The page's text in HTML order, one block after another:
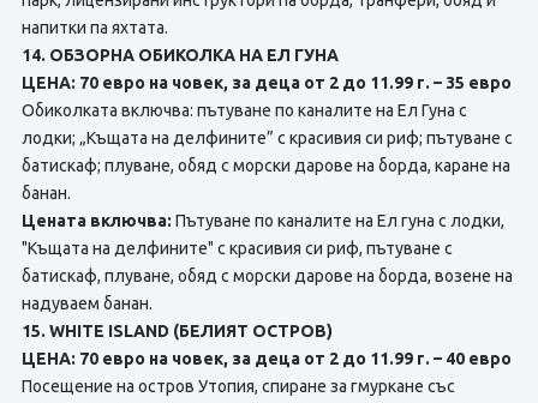
напитки па яхтата.
14. ОБЗОРНА ОБИКОЛКА НА ЕЛ ГУНА
ЦЕНА: 70 евро на човек, за деца от 2 до 11.99 г. – 35 евро
Обиколката включва: пътуване по каналите на Ел Гуна с
лодки; „Къщата на делфините” с красивия си риф; пътуване с
батискаф; плуване, обяд с морски дарове нa борда, каране на
банан.
Цената включва: Пътуване по каналите на Ел гуна с лодки,
"Къщата на делфините" с красивия си риф, пътуване с
батискаф, плуване, обяд с морски дарове на борда, возене на
надуваем банан.
15. WHITE ISLAND (БЕЛИЯТ ОСТРОВ)
ЦЕНА: 70 евро на човек, за деца от 2 до 11.99 г. – 40 евро
Посещение на остров Утопия, спиране за гмуркане със